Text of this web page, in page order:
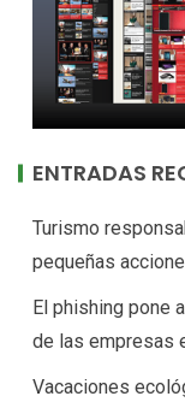
ENTRADAS
Turismo
pequeñas
El phishing pone
de las empresas
Vacaciones